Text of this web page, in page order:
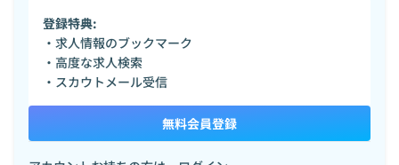
登録特典:
・求人情報のブックマーク
・高度な求人検索
・スカウトメール受信
無料会員登録